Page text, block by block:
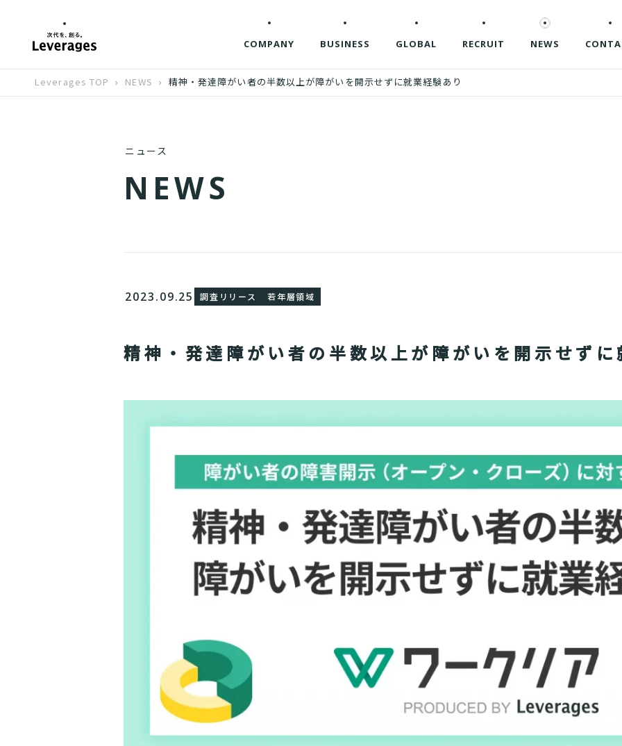
COMPANY BUSINESS GLOBAL RECRUIT NEWS
Leverages TOP NEWS 精神・発達障がい者の半数以上が障がいを開示せずに就業経験あり
ニュース
N EWS
2023.09.25 調査リリース 若年層領域
精神・発達障がい者の半数以上が障がいを開示せず